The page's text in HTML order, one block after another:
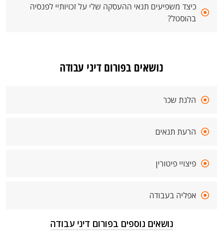
כיצד משפיעים תנאי ההעסקה שלי על זכויותיי לפנסיה
בהוסטל?
נושאים בפורום דיני עבודה
הלנת שכר
הרעת תנאים
פיצויי פיטורין
אפליה בעבודה
נושאים נוספים בפורום דיני עבודה